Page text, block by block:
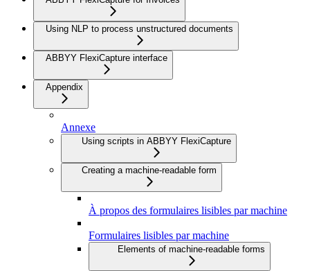
Using NLP to process unstructured documents
ABBYY FlexiCapture interface
Appendix
Annexe
Using scripts in ABBYY FlexiCapture
Creating a machine-readable form
À propos des formulaires lisibles par machine
Formulaires lisibles par machine
Elements of machine-readable forms